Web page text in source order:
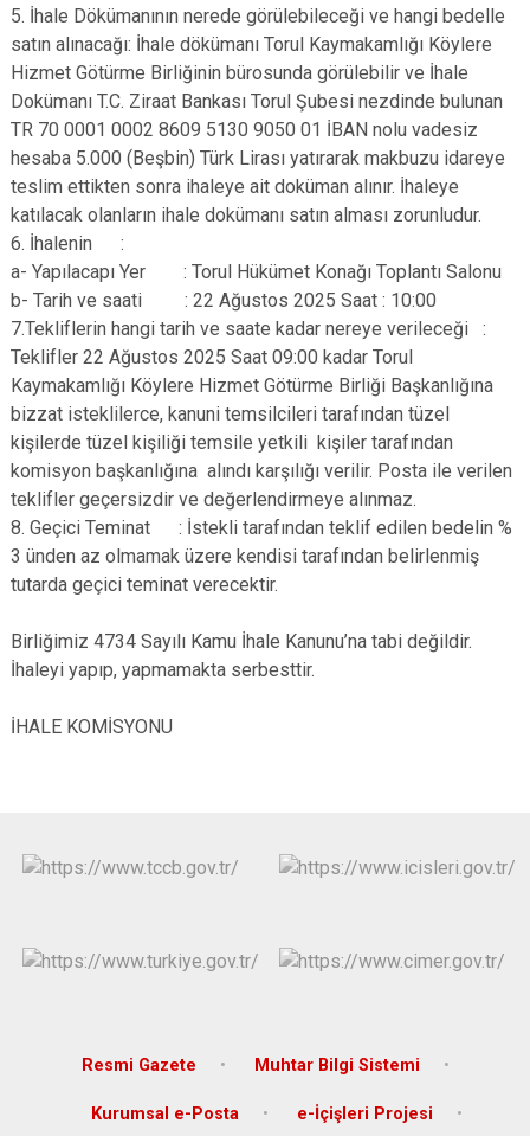
5. İhale Dökümanının nerede görülebileceği ve hangi bedelle
satın alınacağı: İhale dökümanı Torul Kaymakamlığı Köylere
Hizmet Götürme Birliğinin bürosunda görülebilir ve İhale
Dokümanı T.C. Ziraat Bankası Torul Şubesi nezdinde bulunan
TR 70 0001 0002 8609 5130 9050 01 İBAN nolu vadesiz
hesaba 5.000 (Beşbin) Türk Lirası yatırarak makbuzu idareye
teslim ettikten sonra ihaleye ait doküman alınır. İhaleye
katılacak olanların ihale dokümanı satın alması zorunludur.
6. İhalenin :
a- Yapılacapı Yer : Torul Hükümet Konağı Toplantı Salonu
b- Tarih ve saati : 22 Ağustos 2025 Saat : 10:00
7.Tekliflerin hangi tarih ve saate kadar nereye verileceği :
Teklifler 22 Ağustos 2025 Saat 09:00 kadar Torul
Kaymakamlığı Köylere Hizmet Götürme Birliği Başkanlığına
bizzat isteklilerce, kanuni temsilcileri tarafından tüzel
kişilerde tüzel kişiliği temsile yetkili kişiler tarafından
komisyon başkanlığına alındı karşılığı verilir. Posta ile verilen
teklifler geçersizdir ve değerlendirmeye alınmaz.
8. Geçici Teminat : İstekli tarafından teklif edilen bedelin %
3 ünden az olmamak üzere kendisi tarafından belirlenmiş
tutarda geçici teminat verecektir.
Birliğimiz 4734 Sayılı Kamu İhale Kanunu’na tabi değildir.
İhaleyi yapıp, yapmamakta serbesttir.
İHALE KOMİSYONU
Resmi Gazete Muhtar Bilgi Sistemi
Kurumsal e-Posta e-İçişleri Projesi